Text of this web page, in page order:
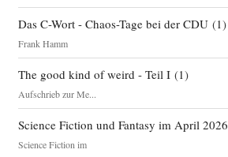
Das C-Wort - Chaos-Tage bei der CDU(1)
Frank Hamm
The good kind of weird - Teil I(1)
Aufschrieb zur Me...
Science Fiction und Fantasy im April 2026
Science Fiction im